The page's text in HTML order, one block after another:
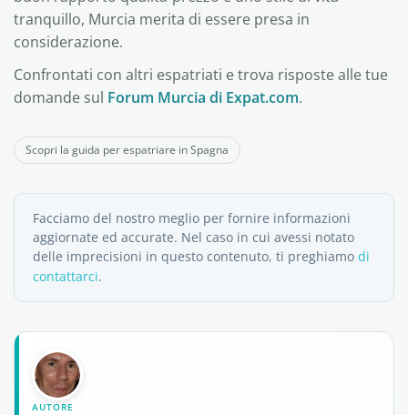
tranquillo, Murcia merita di essere presa in
considerazione.
Confrontati con altri espatriati e trova risposte alle tue
domande sul Forum Murcia di Expat.com.
Scopri la guida per espatriare in Spagna
Facciamo del nostro meglio per fornire informazioni
aggiornate ed accurate. Nel caso in cui avessi notato
delle imprecisioni in questo contenuto, ti preghiamo di
contattarci.
AUTORE